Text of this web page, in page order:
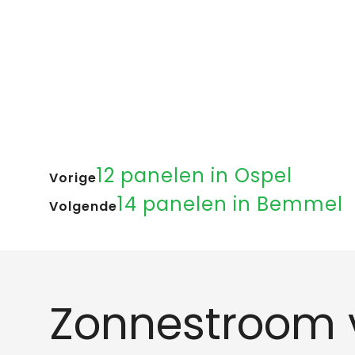
Vorige12 panelen in Ospel
Volgende14 panelen in Bemmel
Zonnestroom